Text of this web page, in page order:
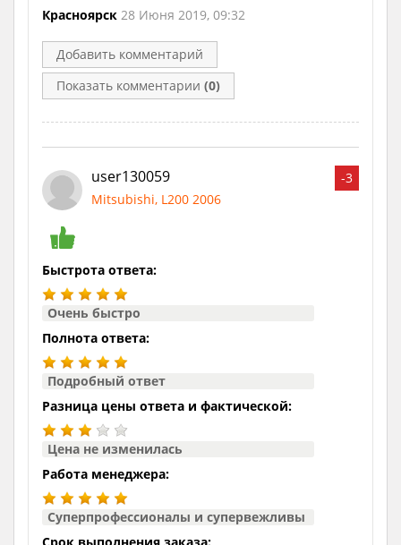
Красноярск 28 Июня 2019, 09:32
Добавить комментарий
Показать комментарии (0)
-3
user130059
Mitsubishi, L200 2006
Быстрота ответа:
Очень быстро
Полнота ответа:
Подробный ответ
Разница цены ответа и фактической:
Цена не изменилась
Работа менеджера:
Суперпрофессионалы и супервежливы